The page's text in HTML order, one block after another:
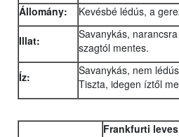
Állomány:
Kevésbé lédús, a
Illat:
Savanykás,
szagtól mentes.
Íz:
Savanykás, nem
Tiszta, idegen íztől
Frankfurti leves